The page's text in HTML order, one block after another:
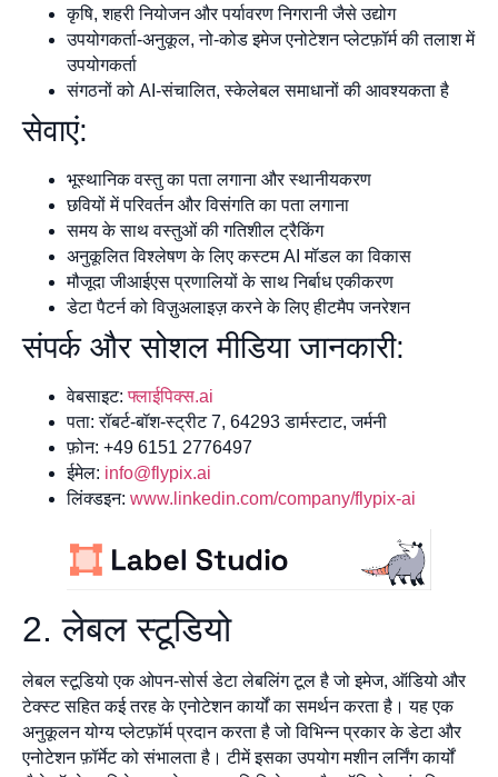
कृषि, शहरी नियोजन और पर्यावरण निगरानी जैसे उद्योग
उपयोगकर्ता-अनुकूल, नो-कोड इमेज एनोटेशन प्लेटफ़ॉर्म की तलाश में
उपयोगकर्ता
संगठनों को AI-संचालित, स्केलेबल समाधानों की आवश्यकता है
सेवाएं:
भूस्थानिक वस्तु का पता लगाना और स्थानीयकरण
छवियों में परिवर्तन और विसंगति का पता लगाना
समय के साथ वस्तुओं की गतिशील ट्रैकिंग
अनुकूलित विश्लेषण के लिए कस्टम AI मॉडल का विकास
मौजूदा जीआईएस प्रणालियों के साथ निर्बाध एकीकरण
डेटा पैटर्न को विज़ुअलाइज़ करने के लिए हीटमैप जनरेशन
संपर्क और सोशल मीडिया जानकारी:
वेबसाइट:फ्लाईपिक्स.ai
पता: रॉबर्ट-बॉश-स्ट्रीट 7, 64293 डार्मस्टाट, जर्मनी
फ़ोन: +49 6151 2776497
ईमेल: info@flypix.ai
लिंक्डइन: www.linkedin.com/company/flypix-ai
2. लेबल स्टूडियो
लेबल स्टूडियो एक ओपन-सोर्स डेटा लेबलिंग टूल है जो इमेज, ऑडियो और
टेक्स्ट सहित कई तरह के एनोटेशन कार्यों का समर्थन करता है। यह एक
अनुकूलन योग्य प्लेटफ़ॉर्म प्रदान करता है जो विभिन्न प्रकार के डेटा और
एनोटेशन फ़ॉर्मेट को संभालता है। टीमें इसका उपयोग मशीन लर्निंग कार्यों